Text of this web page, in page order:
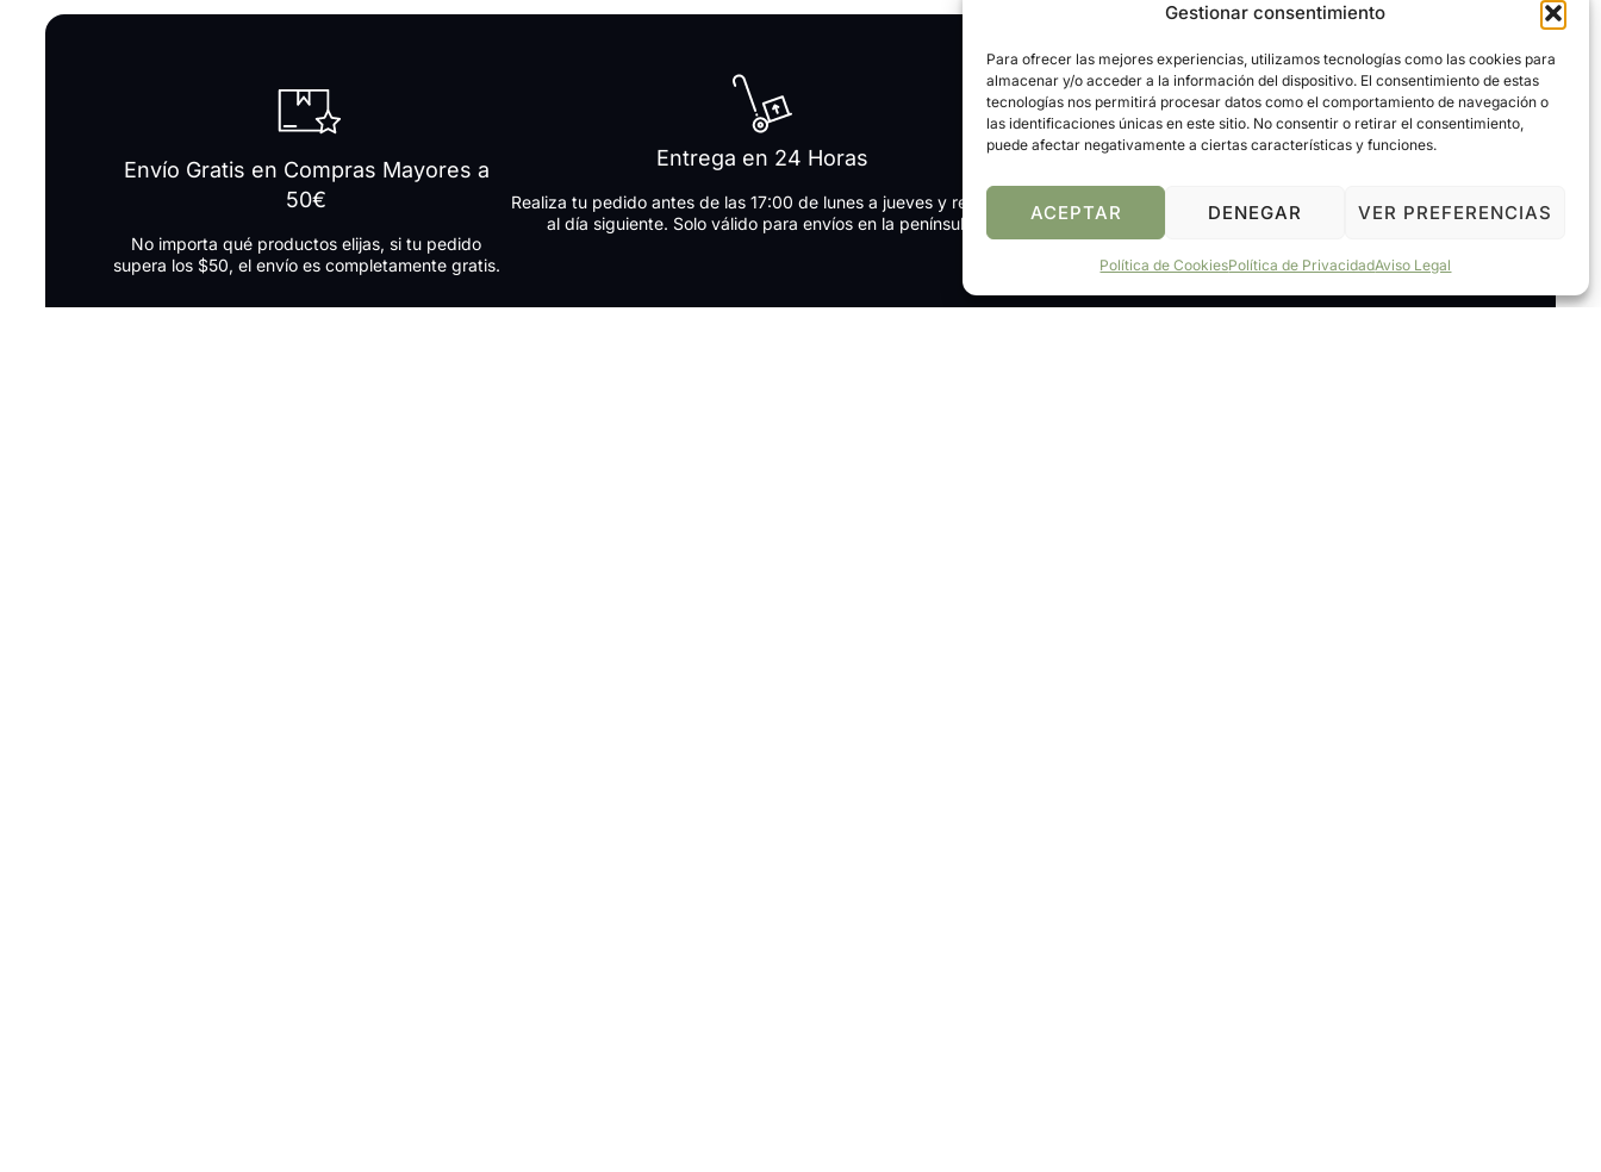
Gestionar consentimiento
Para ofrecer las mejores experiencias, utilizamos tecnologías como las cookies para
almacenar y/o acceder a la información del dispositivo. El consentimiento de estas
tecnologías nos permitirá procesar datos como el comportamiento de navegación o
las identificaciones únicas en este sitio. No consentir o retirar el consentimiento,
puede afectar negativamente a ciertas características y funciones.
ACEPTAR DENEGAR VER PREFERENCIAS
Política de CookiesPolítica de PrivacidadAviso Legal
Envío Gratis en Compras Mayores a
50€
No importa qué productos elijas, si tu pedido
supera los $50, el envío es completamente gratis.
Entrega en 24 Horas
Realiza tu pedido antes de las 17:00 de lunes a jueves y recíbelo
al día siguiente. Solo válido para envíos en la península.
Devoluciones Fáciles
Disfruta de 60 días para realizar cambios o devoluciones.
Compra con confianza y devuelve sin preocupaciones.